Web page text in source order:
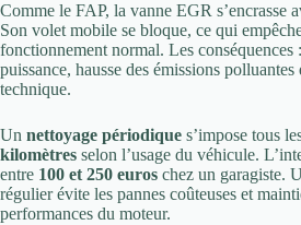
Comme le FAP, la vanne EGR s’encrasse
Son volet mobile se bloque, ce qui
fonctionnement normal. Les conséquences
puissance, hausse des émissions
technique.
Un nettoyage périodique s’impose tous
kilomètres selon l’usage du véhicule.
entre 100 et 250 euros chez un garagiste.
régulier évite les pannes coûteuses et
performances du moteur.